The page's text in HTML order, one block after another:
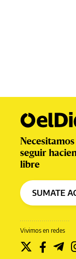
Vivimos en redes
seguir
libre
SUMATE